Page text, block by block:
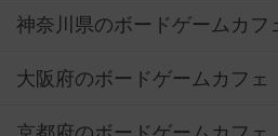
神奈川県のボードゲームカフ
大阪府のボードゲームカフェ